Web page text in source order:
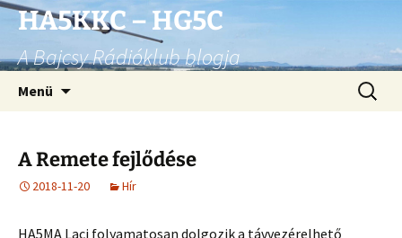
Ugrás
tartalomhoz
HA5KKC – HG5C
A Bajcsy Rádióklub blogja
Menü
A Remete fejlődése
2018-11-20 Hír
HA5MA Laci folyamatosan dolgozik a távvezérelhető